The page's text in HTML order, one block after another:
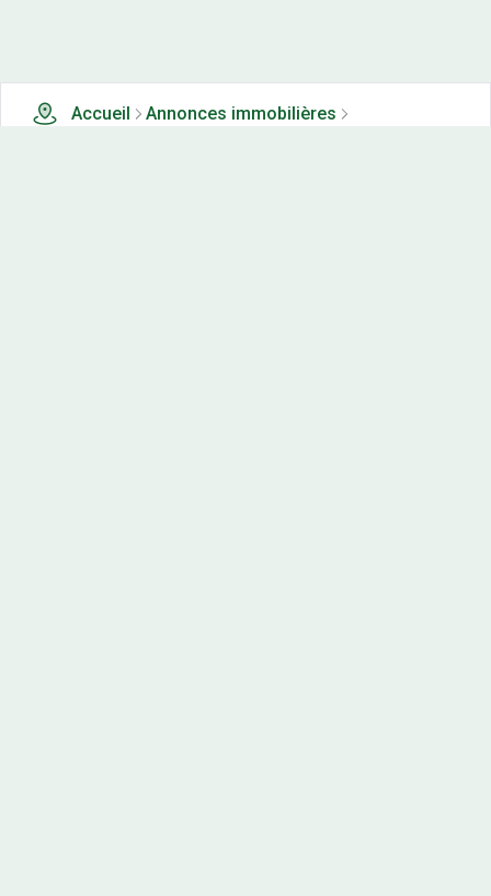
Accueil
Annonces immobilières